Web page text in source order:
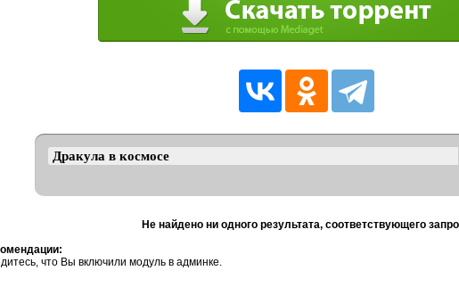
Не найдено ни одного результата, соответствующего
что Вы включили модуль в админке.